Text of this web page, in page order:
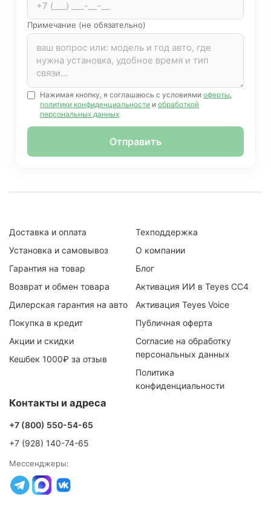
Примечание (не обязательно)
Нажимая кнопку, я соглашаюсь с условиями оферты,
политики конфиденциальности и обработкой
персональных данных
Отправить
Доставка и оплата
Установка и самовывоз
Гарантия на товар
Возврат и обмен товара
Дилерская гарантия на авто
Покупка в кредит
Акции и скидки
Кешбек 1000₽ за отзыв
Техподдержка
О компании
Блог
Активация ИИ в Teyes CC4
Активация Teyes Voice
Публичная оферта
Согласие на обработку
персональных данных
Политика
конфиденциальности
Контакты и адреса
+7 (800) 550-54-65
+7 (928) 140-74-65
Мессенджеры: